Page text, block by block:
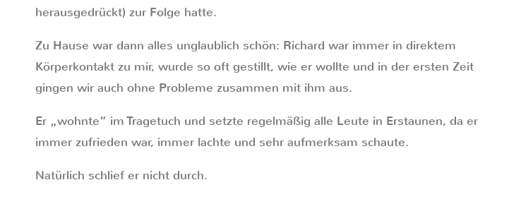
herausgedrückt) zur Folge hatte.
Zu Hause war dann alles unglaublich schön: Richard war immer in direktem
Körperkontakt zu mir, wurde so oft gestillt, wie er wollte und in der ersten Zeit
gingen wir auch ohne Probleme zusammen mit ihm aus.
Er „wohnte“ im Tragetuch und setzte regelmäßig alle Leute in Erstaunen, da er
immer zufrieden war, immer lachte und sehr aufmerksam schaute.
Natürlich schlief er nicht durch.